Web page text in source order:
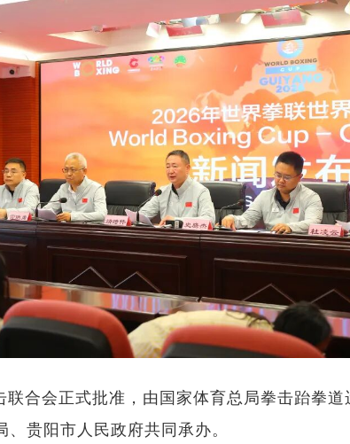
联合会正式批准，由国家体育总局拳击跆拳道
贵阳市人民政府共同承办。